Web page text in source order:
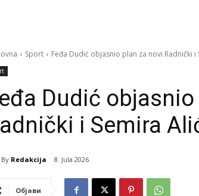
Sport Feđa Dudić objasnio plan za novi Radnički i
Dudić
i Semira
By Redakcija 8. Jula 2026.
Објави